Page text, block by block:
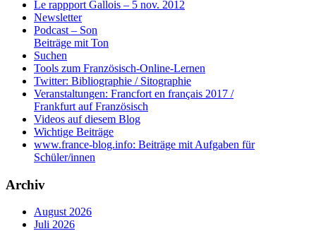
Le rappport Gallois – 5 nov. 2012
Newsletter
Podcast – Son
Beiträge mit Ton
Suchen
Tools zum Französisch-Online-Lernen
Twitter: Bibliographie / Sitographie
Veranstaltungen: Francfort en français 2017 /
Frankfurt auf Französisch
Videos auf diesem Blog
Wichtige Beiträge
www.france-blog.info: Beiträge mit Aufgaben für
Schüler/innen
Archiv
August 2026
Juli 2026